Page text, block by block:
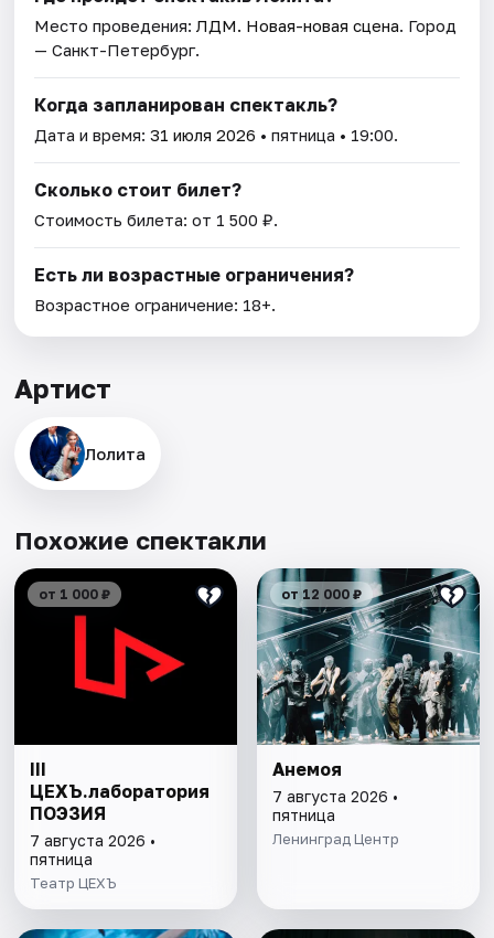
Место проведения:ЛДМ. Новая-новая сцена. Город
— Санкт-Петербург.
Когда запланирован спектакль?
Дата и время:31 июля 2026 • пятница • 19:00.
Сколько стоит билет?
Стоимость билета: от 1 500 ₽.
Есть ли возрастные ограничения?
Возрастное ограничение: 18+.
Артист
Лолита
Похожие спектакли
от 1 000 ₽
III
ЦЕХЪ.лаборатория
ПОЭЗИЯ
7 августа 2026 •
пятница
Театр ЦЕХЪ
от 12 000 ₽
Анемоя
7 августа 2026 •
пятница
Ленинград Центр